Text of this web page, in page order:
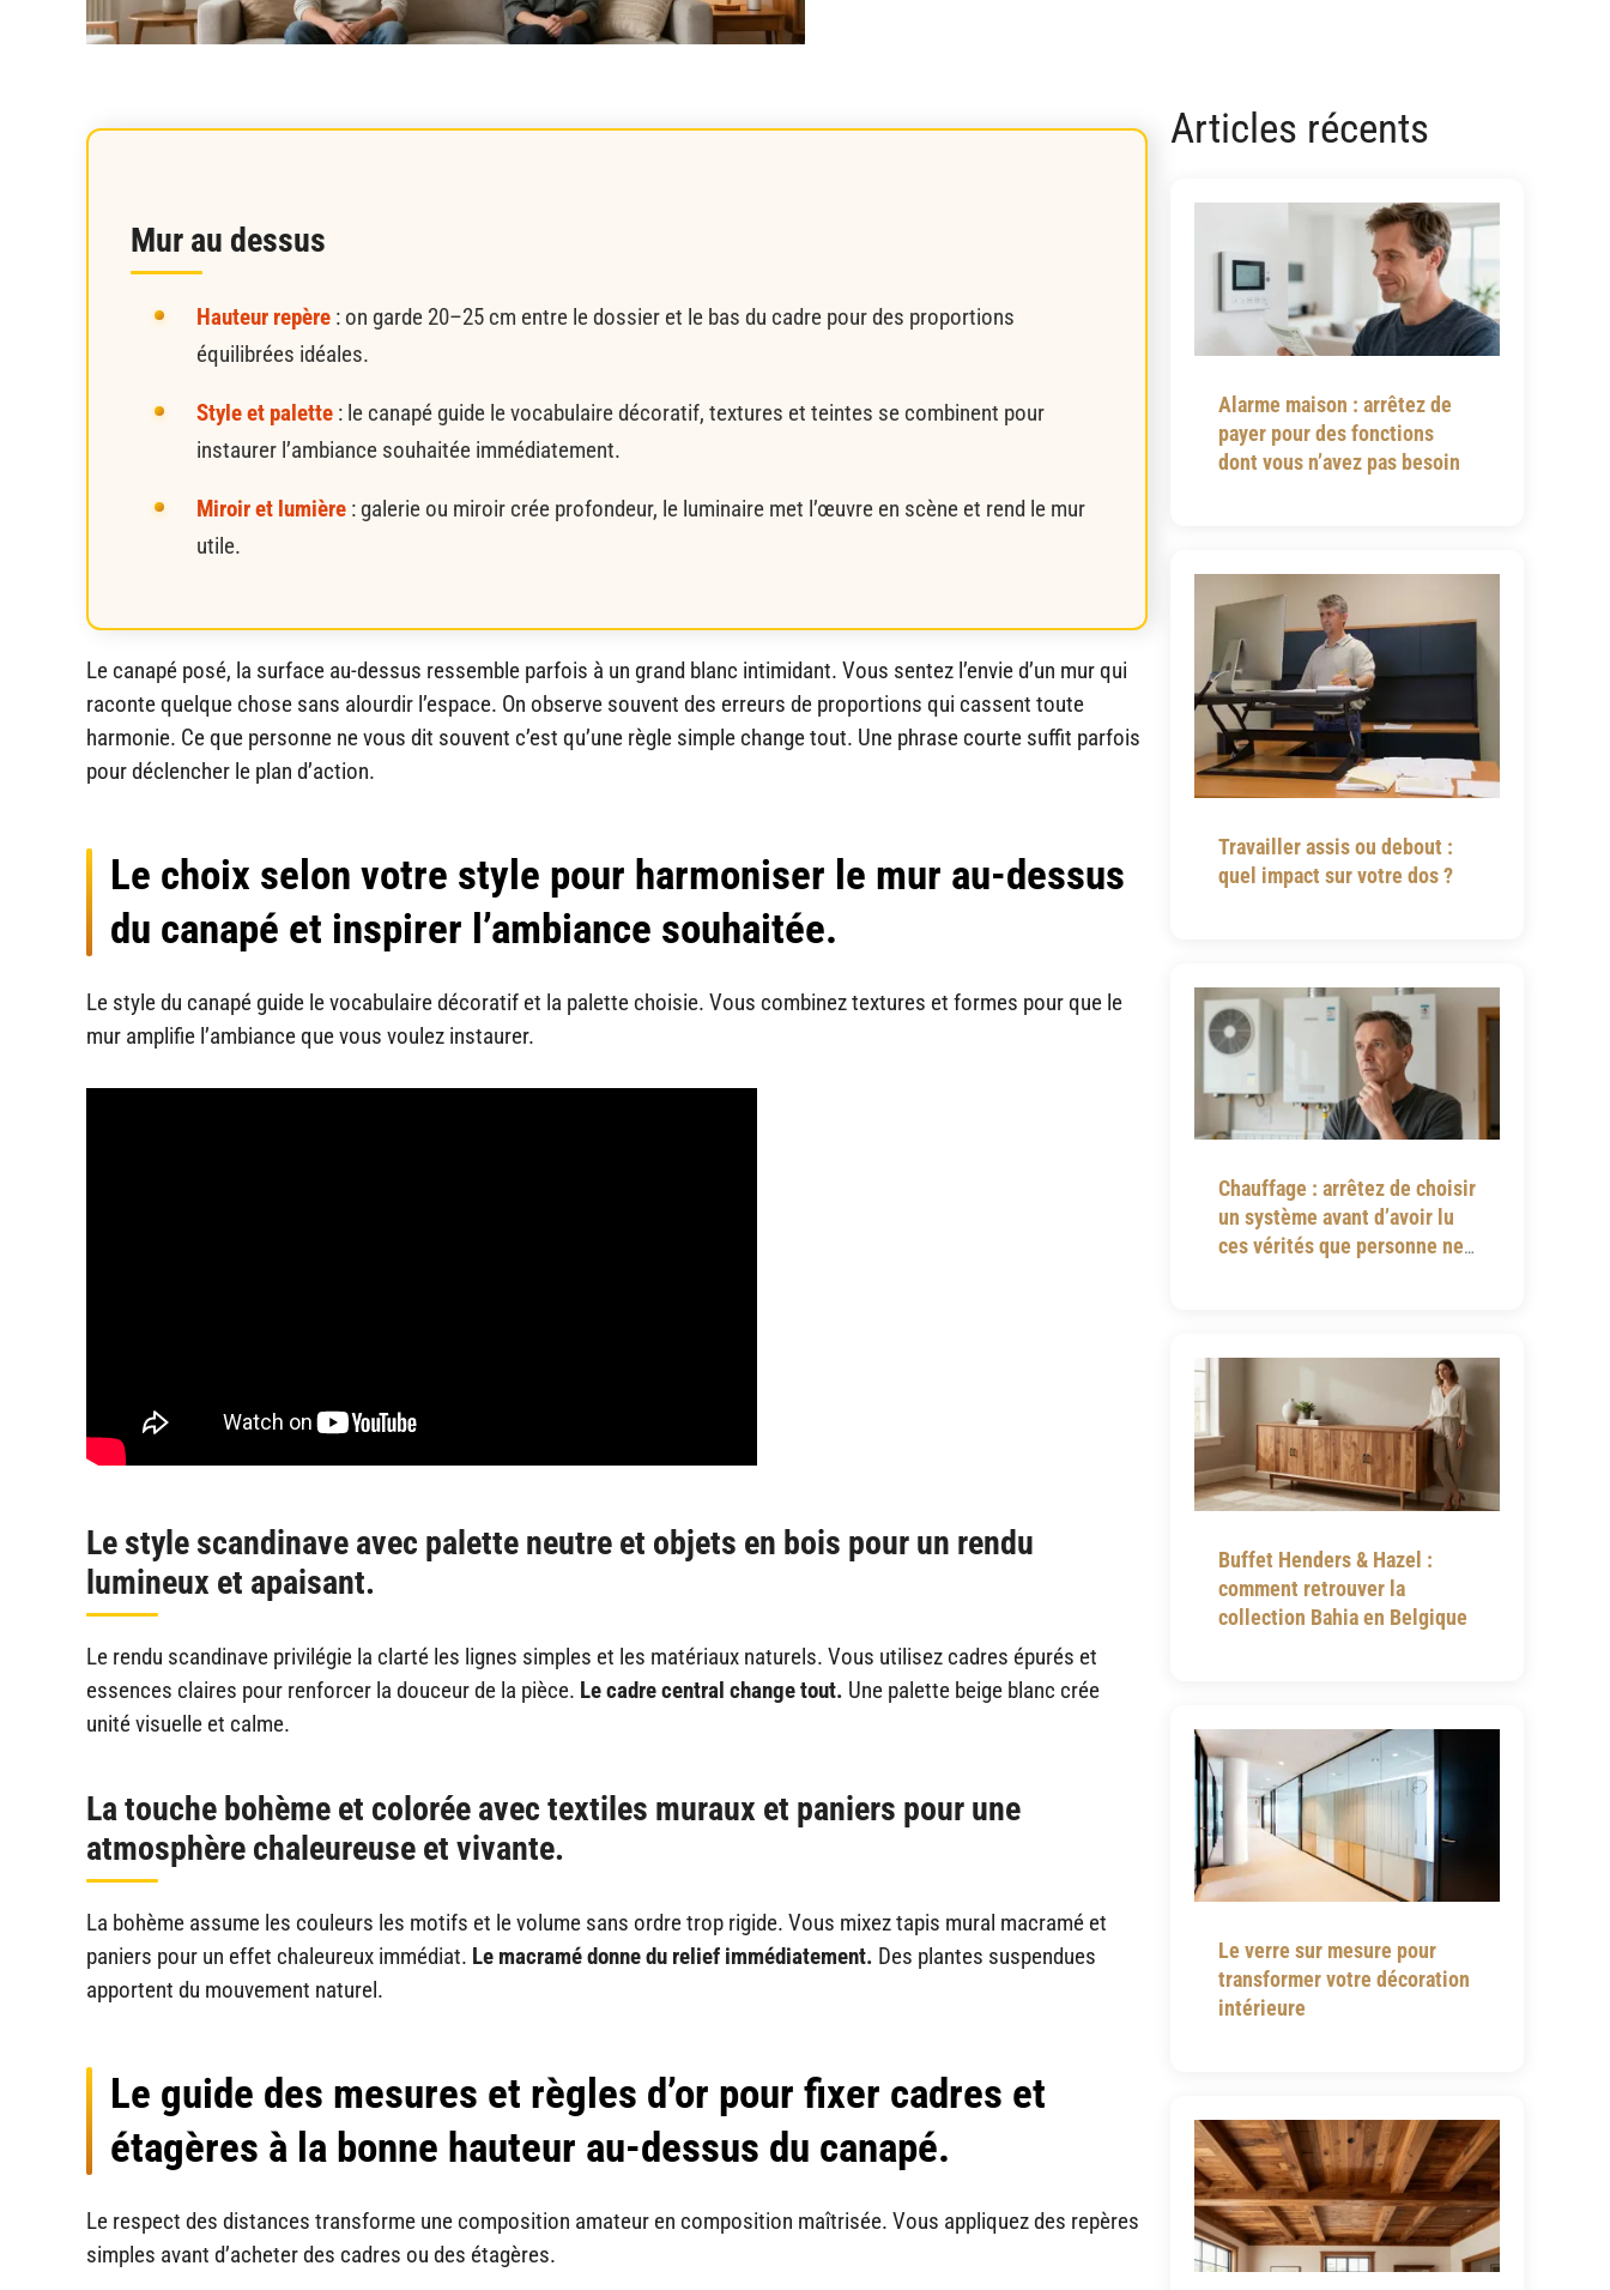
Mur au dessus
Hauteur repère : on garde 20–25 cm entre le dossier et le bas du cadre pour des proportions
équilibrées idéales.
Style et palette : le canapé guide le vocabulaire décoratif, textures et teintes se combinent pour
instaurer l’ambiance souhaitée immédiatement.
Miroir et lumière : galerie ou miroir crée profondeur, le luminaire met l’œuvre en scène et rend le mur
utile.
Le canapé posé, la surface au-dessus ressemble parfois à un grand blanc intimidant. Vous sentez l’envie d’un mur qui
raconte quelque chose sans alourdir l’espace. On observe souvent des erreurs de proportions qui cassent toute
harmonie. Ce que personne ne vous dit souvent c’est qu’une règle simple change tout. Une phrase courte suffit parfois
pour déclencher le plan d’action.
Le choix selon votre style pour harmoniser le mur au-dessus
du canapé et inspirer l’ambiance souhaitée.
Le style du canapé guide le vocabulaire décoratif et la palette choisie. Vous combinez textures et formes pour que le
mur amplifie l’ambiance que vous voulez instaurer.
Le style scandinave avec palette neutre et objets en bois pour un rendu
lumineux et apaisant.
Le rendu scandinave privilégie la clarté les lignes simples et les matériaux naturels. Vous utilisez cadres épurés et
essences claires pour renforcer la douceur de la pièce. Le cadre central change tout. Une palette beige blanc crée
unité visuelle et calme.
La touche bohème et colorée avec textiles muraux et paniers pour une
atmosphère chaleureuse et vivante.
La bohème assume les couleurs les motifs et le volume sans ordre trop rigide. Vous mixez tapis mural macramé et
paniers pour un effet chaleureux immédiat. Le macramé donne du relief immédiatement. Des plantes suspendues
apportent du mouvement naturel.
Le guide des mesures et règles d’or pour fixer cadres et
étagères à la bonne hauteur au-dessus du canapé.
Le respect des distances transforme une composition amateur en composition maîtrisée. Vous appliquez des repères
simples avant d’acheter des cadres ou des étagères.
Articles récents
Alarme maison : arrêtez de
payer pour des fonctions
dont vous n’avez pas besoin
Travailler assis ou debout :
quel impact sur votre dos ?
Chauffage : arrêtez de choisir
un système avant d’avoir lu
ces vérités que personne ne
Buffet Henders & Hazel :
comment retrouver la
collection Bahia en Belgique
Le verre sur mesure pour
transformer votre décoration
intérieure